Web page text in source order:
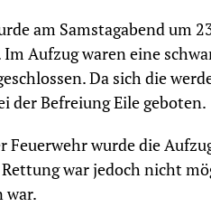
am Samstagabend um
Aufzug waren eine
Da sich die
der Befreiung Eile geboten.
Feuerwehr wurde die
war jedoch nicht
war.